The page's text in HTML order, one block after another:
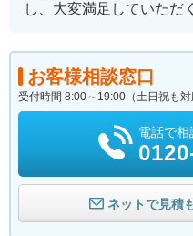
し、大変満足していただ
お客様相談窓口
受付時間 8:00～19:00（土日祝も対
電話で相
ネットで見積